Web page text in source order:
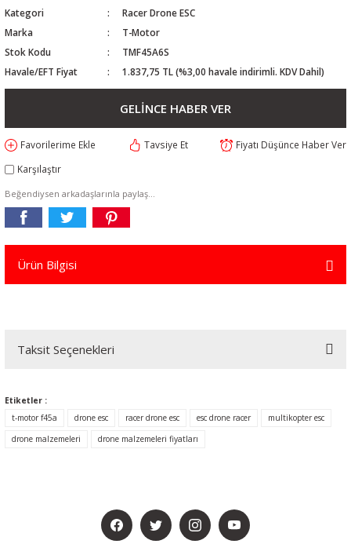
Kategori
Racer Drone ESC
Marka
T-Motor
Stok Kodu
TMF45A6S
Havale/EFT Fiyat
1.837,75 TL (%3,00 havale indirimli. KDV Dahil)
GELİNCE HABER VER
Tavsiye Et
Fiyatı Düşünce Haber Ver
Karşılaştır
Beğendiysen arkadaşlarınla paylaş...
Ürün Bilgisi
Taksit Seçenekleri
Etiketler :
t-motor f45a
drone esc racer drone esc esc drone racer
multikopter esc
drone malzemeleri
drone malzemeleri fiyatları